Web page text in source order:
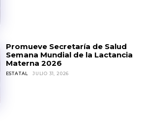
Promueve Secretaría de Salud
Semana Mundial de la Lactancia
Materna 2026
ESTATAL JULIO 31, 2026